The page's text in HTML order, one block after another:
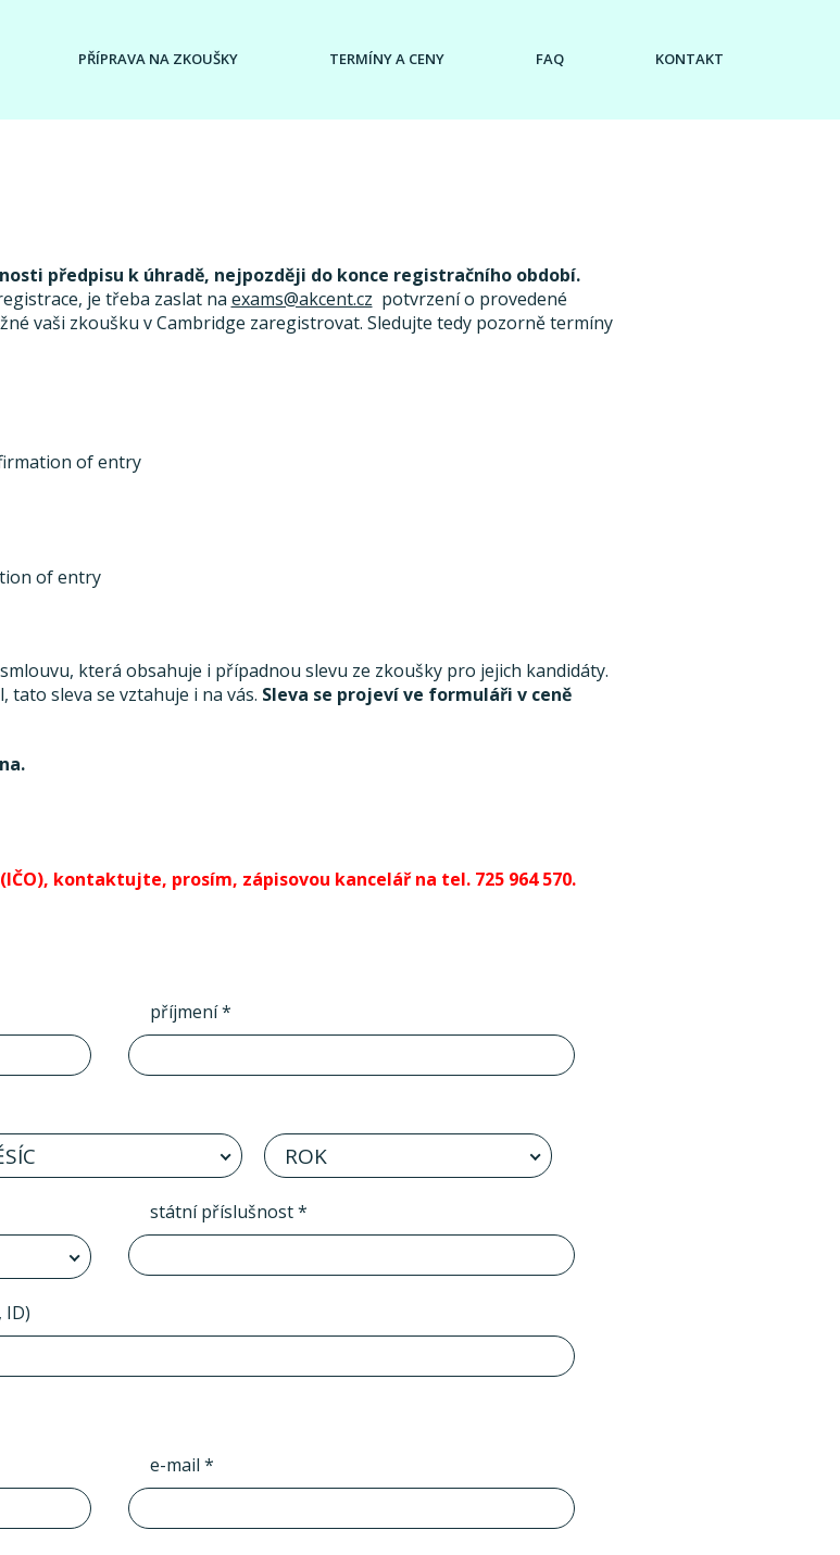
PŘÍPRAVA NA ZKOUŠKY TERMÍNY A CENY FAQ KONTAKT
předpisu k úhradě, nejpozději do konce registračního období.
je třeba zaslat na exams@akcent.cz potvrzení o provedené
vaši zkoušku v Cambridge zaregistrovat. Sledujte tedy pozorně termíny
of entry
of entry
která obsahuje i případnou slevu ze zkoušky pro jejich kandidáty.
tato sleva se vztahuje i na vás. Sleva se projeví ve formuláři v ceně
kontaktujte, prosím, zápisovou kancelář na tel. 725 964 570.
příjmení *
ROK
státní příslušnost *
ID)
e-mail *